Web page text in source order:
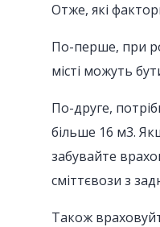
Отже, які
По-перше, при
місті можуть
По-друге,
більше 16 м3.
забувайте
сміттєвози з
Також